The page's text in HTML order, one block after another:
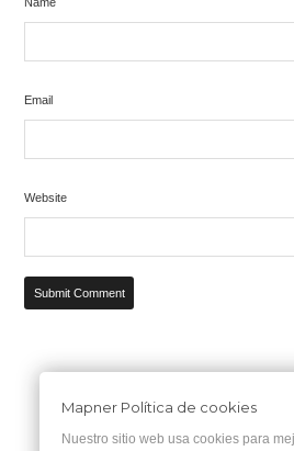
Email
Website
Mapner Política de cookies
Nuestro sitio web usa cookies para